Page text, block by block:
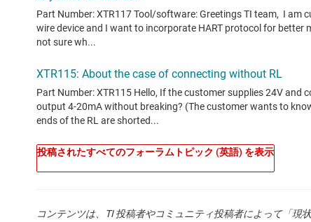
投稿されたすべてのフォーラムトピック (英語) を表示
コンテンツは、TI 投稿者やコミュニティ投稿者によって「現